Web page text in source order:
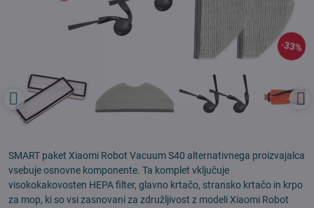
33%
SMART paket Xiaomi Robot Vacuum S40 alternativnega proizvajalca
vsebuje osnovne komponente. Ta komplet vključuje
visokokakovosten HEPA filter, glavno krtačo, stransko krtačo in krpo
za mop, ki so vsi zasnovani za združljivost z modeli Xiaomi Robot